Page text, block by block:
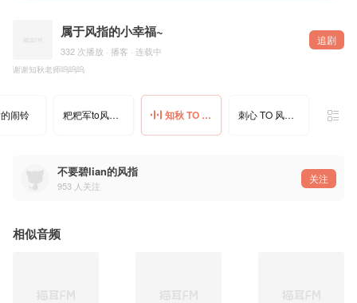
属于风指的小幸福~
332 次播放 · 播客 · 连载中
追剧
谢谢知秋老师呜呜呜
闹铃 粑粑军to风指 生日祝福 知秋 TO 风指头像音 刺心 TO 风指头像音X2
不要碧lian的风指
953 人关注
关注
相似音频